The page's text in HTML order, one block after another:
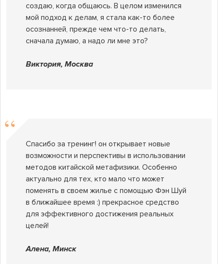
создаю, когда общаюсь. В целом изменился
мой подход к делам, я стала как-то более
осознанней, прежде чем что-то делать,
сначала думаю, а надо ли мне это?
Виктория, Москва
Спасибо за тренинг! он открывает новые
возможности и перспективы в использовании
методов китайской метафизики. Особенно
актуально для тех, кто мало что может
поменять в своем жилье с помощью Фэн Шуй
в ближайшее время :) прекрасное средство
для эффективного достижения реальных
целей!
Алена, Минск